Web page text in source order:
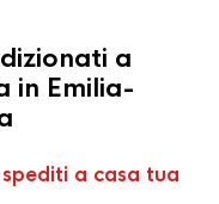
a
in Emilia-
a casa tua